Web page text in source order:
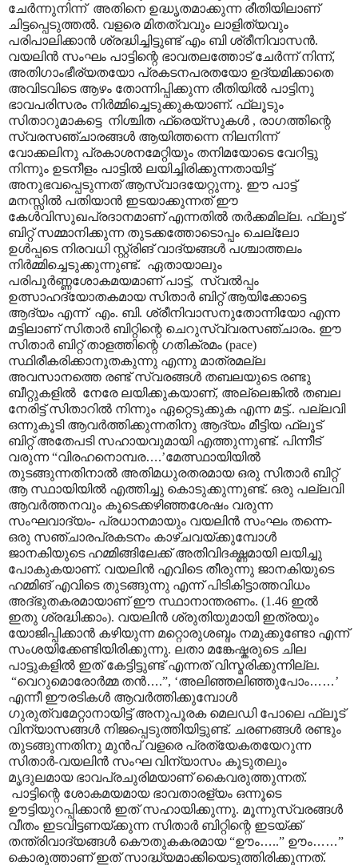
ചേർന്നുനിന്ന് അതിനെ ഉദ്ധൃതമാക്കുന്ന രീതിയിലാണ്
ചിട്ടപ്പെടുത്തൽ. വളരെ മിതത്വവും ലാളിത്യവും
പരിപാലിക്കാൻ ശ്രദ്ധിച്ചിട്ടുണ്ട് എം ബി ശ്രീനിവാസൻ.
വയലിൻ സംഘം പാട്ടിന്റെ ഭാവതലത്തോട് ചേർന്ന് നിന്ന്,
അതിഗാംഭീര്യതയോ പ്രകടനപരതയോ ഉദ്യമിക്കാതെ
അവിടവിടെ ആഴം തോന്നിപ്പിക്കുന്ന രീതിയിൽ പാട്ടിനു
ഭാവപരിസരം നിർമ്മിച്ചെടുക്കുകയാണ്. ഫ്ലൂടും
സിതാറുമാകട്ടെ നിശ്ചിത ഫ്രെയ്സുകൾ , രാഗത്തിന്റെ
സ്വരസഞ്ചാരങ്ങൾ ആയിത്തന്നെ നിലനിന്ന്
വോക്കലിനു പ്രകാശനമേറ്റിയും തനിമയോടെ വേറിട്ടു
നിന്നും ഉടനീളം പാട്ടിൽ ലയിച്ചിരിക്കുന്നതായിട്ട്
അനുഭവപ്പെടുന്നത് ആസ്വാദയേറ്റുന്നു. ഈ പാട്ട്
മനസ്സിൽ പതിയാൻ ഇടയാക്കുന്നത് ഈ
കേൾവിസുഖപ്രദാനമാണ് എന്നതിൽ തർക്കമില്ല. ഫ്ലൂട്
ബിറ്റ് സമ്മാനിക്കുന്ന തുടക്കത്തോടൊപ്പം ചെല്ലോ
ഉൾപ്പടെ നിരവധി സ്റ്റ്രിങ് വാദ്യങ്ങൾ പശ്ചാത്തലം
നിർമ്മിച്ചെടുക്കുന്നുണ്ട്. ഏതായാലും
പരിപൂർണ്ണശോകമയമാണ് പാട്ട്, സ്വൽ‌പ്പം
ഉത്സാഹദ്യോതകമായ സിതാർ ബിറ്റ് ആയിക്കോട്ടെ
ആദ്യം എന്ന് എം. ബി. ശ്രീനിവാസനുതോന്നിയോ എന്ന
മട്ടിലാണ് സിതാർ ബിറ്റിന്റെ ചെറുസ്വ്വരസഞ്ചാരം. ഈ
സിതാർ ബിറ്റ് താളത്തിന്റെ ഗതിക്രമം (pace)
സ്ഥിരീകരിക്കാനുതകുന്നു എന്നു മാത്രമല്ല
അവസാനത്തെ രണ്ട് സ്വരങ്ങൾ തബലയുടെ രണ്ടു
ബീറ്റുകളിൽ നേരേ ലയിക്കുകയാണ്, അല്ലെങ്കിൽ തബല
നേരിട്ട് സിതാറിൽ നിന്നും ഏറ്റെടുക്കുക എന്ന മട്ട്.. പല്ലവി
ഒന്നുകൂടി ആവർത്തിക്കുന്നതിനു ആദ്യം മീട്ടിയ ഫ്ലൂട്
ബിറ്റ് അതേപടി സഹായവുമായി എത്തുന്നുണ്ട്. പിന്നീട്
വരുന്ന “വിരഹനൊമ്പര….’മേത്സ്ഥായിയിൽ
തുടങ്ങുന്നതിനാൽ അതിമധുരതരമായ ഒരു സിതാർ ബിറ്റ്
ആ സ്ഥായിയിൽ എത്തിച്ചു കൊടുക്കുന്നുണ്ട്. ഒരു പല്ലവി
ആവർത്തനവും കൂടെക്കഴിഞ്ഞശേഷം വരുന്ന
സംഘവാദ്യം- പ്രധാനമായും വയലിൻ സംഘം തന്നെ-
ഒരു സഞ്ചാരപ്രകടനം കാഴ്ചവയ്ക്കുമ്പോൾ
ജാനകിയുടെ ഹമ്മിങ്ങിലേക്ക് അതിവിദഗ്ദ്ധമായി ലയിച്ചു
പോകുകയാണ്. വയലിൻ എവിടെ തീരുന്നു ജാനകിയുടെ
ഹമ്മിങ് എവിടെ തുടങ്ങുന്നു എന്ന് പിടികിട്ടാത്തവിധം
അദ്ഭുതകരമായാണ് ഈ സ്ഥാനാന്തരണം. (1.46 ഇൽ
ഇതു ശ്രദ്ധിക്കാം). വയലിൻ ശ്രുതിയുമായി ഇത്രയും
യോജിപ്പിക്കാൻ കഴിയുന്ന മറ്റൊരുശബ്ദം നമുക്കുണ്ടോ എന്ന്
സംശയിക്കേണ്ടിയിരിക്കുന്നു. ലതാ മങ്കേഷ്കരുടെ ചില
പാട്ടുകളിൽ ഇത് കേട്ടിട്ടുണ്ട് എന്നത് വിസ്മരിക്കുന്നില്ല.
“വെറുമൊരോർമ്മ തൻ….”, ‘അലിഞ്ഞലിഞ്ഞുപോം……’
എന്നീ ഈരടികൾ ആവർത്തിക്കുമ്പോൾ
ഗുരുത്വമേറ്റാനായിട്ട് അനുപൂരക മെലഡി പോലെ ഫ്ലൂട്
വിന്യാസങ്ങൾ നിജപ്പെടുത്തിയിട്ടുണ്ട്. ചരണങ്ങൾ രണ്ടും
തുടങ്ങുന്നതിനു മുൻപ് വളരെ പ്രത്യേകതയേറുന്ന
സിതാർ-വയലിൻ സംഘ വിന്യാസം കൂടുതലും
മൃദുലമായ ഭാവപ്രചുരിമയാണ് കൈവരുത്തുന്നത്.
പാട്ടിന്റെ ശോകമയമായ ഭാവതാരള്യം ഒന്നൂടെ
ഊട്ടിയുറപ്പിക്കാൻ ഇത് സഹായിക്കുന്നു. മൂന്നുസ്വരങ്ങൾ
വീതം ഇടവിട്ടണയ്ക്കുന്ന സിതാർ ബിറ്റിന്റെ ഇടയ്ക്ക്
തന്ത്രിവാദ്യങ്ങൾ കൌതുകകരമായ “ഊം…..” ഊം……”
കൊരുത്താണ് ഇത് സാദ്ധ്യമാക്കിയെടുത്തിരിക്കുന്നത്.